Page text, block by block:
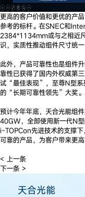
更高的客户价值和更优的产
参考的标杆。在SNEC和
2384*1134mm或与之相近
识，实质性推动组件尺寸统一
此外，产品可靠性也是组件
靠性已获得了国内外权威第
试“最佳表现”，至尊N型系
的“长期可靠性领先”大奖。
预计今年年底，天合光能组
40GW，全部使用新一代N
i-TOPCon先进技术的支撑下
可靠的产品，为客户带来更
< 上一条
下一条 >
天合光能